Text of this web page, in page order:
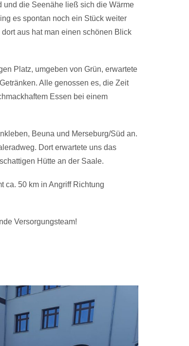
und die Seenähe ließ sich die Wärme
es spontan noch ein Stück weiter
aus hat man einen schönen Blick
Platz, umgeben von Grün, erwartete
Alle genossen es, die Zeit
Essen bei einem
Beuna und Merseburg/Süd an.
Dort erwartete uns das
Hütte an der Saale.
ca. 50 km in Angriff Richtung
Versorgungsteam!